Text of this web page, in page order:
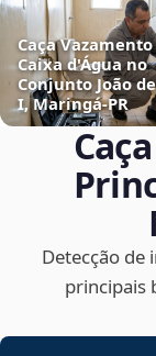
Caça
Caixa d'Água no
Conjunto João
I, Maringá‑PR
Detecção de
principais